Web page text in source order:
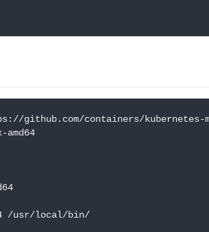
containers/kubernetes-
/usr/local/bin/